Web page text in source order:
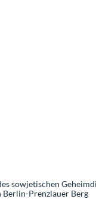
sowjetischen
Berlin-Prenzlauer Berg